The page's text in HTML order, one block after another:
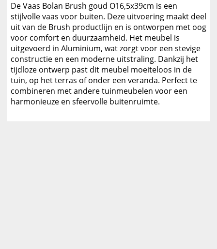
De Vaas Bolan Brush goud O16,5x39cm is een
stijlvolle vaas voor buiten. Deze uitvoering maakt deel
uit van de Brush productlijn en is ontworpen met oog
voor comfort en duurzaamheid. Het meubel is
uitgevoerd in Aluminium, wat zorgt voor een stevige
constructie en een moderne uitstraling. Dankzij het
tijdloze ontwerp past dit meubel moeiteloos in de
tuin, op het terras of onder een veranda. Perfect te
combineren met andere tuinmeubelen voor een
harmonieuze en sfeervolle buitenruimte.